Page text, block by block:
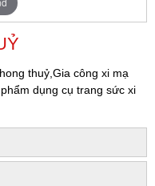
thuỷ,Gia công xi mạ
dụng cụ trang sức xi